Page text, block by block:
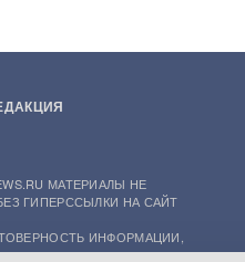
МАТЕРИАЛЫ НЕ
ГИПЕРССЫЛКИ НА САЙТ
ИНФОРМАЦИИ,